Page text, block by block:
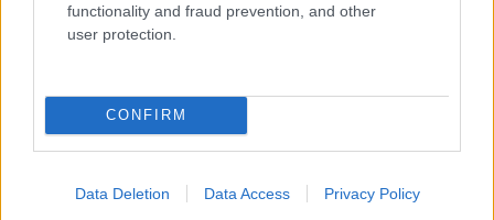
functionality and fraud prevention, and other
user protection.
CONFIRM
Data Deletion Data Access Privacy Policy
I nostri cari
Giovannimaria Cabras